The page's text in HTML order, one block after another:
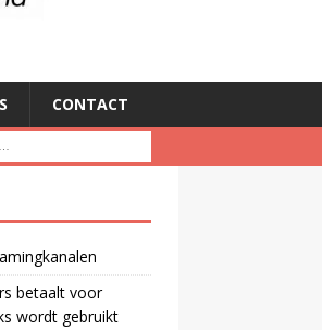
CONTACT
betaalt voor
wordt gebruikt